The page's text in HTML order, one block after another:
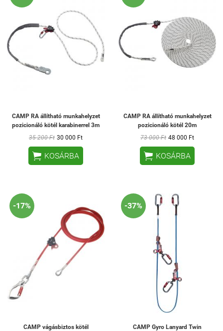
CAMP RA állítható munkahelyzet
pozicionáló kötél karabinerrel 3m
35 200 Ft 30 000 Ft
 KOSÁRBA
CAMP RA állítható munkahelyzet
pozicionáló kötél 20m
73 000 Ft 48 000 Ft
 KOSÁRBA
-17%
CAMP vágásbiztos kötél
-37%
CAMP Gyro Lanyard Twin